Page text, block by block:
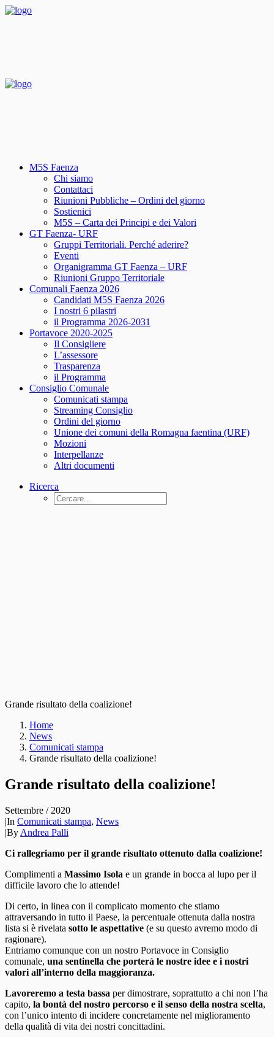
M5S Faenza
Chi siamo
Contattaci
Riunioni Pubbliche – Ordini del giorno
Sostienici
M5S – Carta dei Principi e dei Valori
GT Faenza- URF
Gruppi Territoriali. Perché aderire?
Eventi
Organigramma GT Faenza – URF
Riunioni Gruppo Territoriale
Comunali Faenza 2026
Candidati M5S Faenza 2026
I nostri 6 pilastri
il Programma 2026-2031
Portavoce 2020-2025
Il Consigliere
L’assessore
Trasparenza
il Programma
Consiglio Comunale
Comunicati stampa
Streaming Consiglio
Ordini del giorno
Unione dei comuni della Romagna faentina (URF)
Mozioni
Interpellanze
Altri documenti
Ricerca
Grande risultato della coalizione!
Home
News
Comunicati stampa
Grande risultato della coalizione!
Grande risultato della coalizione!
Settembre / 2020
|In Comunicati stampa, News
|By Andrea Palli
Ci rallegriamo per il grande risultato ottenuto dalla coalizione!
Complimenti a Massimo Isola e un grande in bocca al lupo per il
difficile lavoro che lo attende!
Di certo, in linea con il complicato momento che stiamo
attraversando in tutto il Paese, la percentuale ottenuta dalla nostra
lista si è rivelata sotto le aspettative (e su questo avremo modo di
ragionare).
Entriamo comunque con un nostro Portavoce in Consiglio
comunale, una sentinella che porterà le nostre idee e i nostri
valori all’interno della maggioranza.
Lavoreremo a testa bassa per dimostrare, soprattutto a chi non l’ha
capito, la bontà del nostro percorso e il senso della nostra scelta,
con l’unico intento di incidere concretamente nel miglioramento
della qualità di vita dei nostri concittadini.